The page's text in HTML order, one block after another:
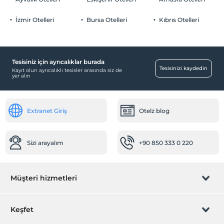
Kahvaltı Salonu
Bebek
Hastaneye kolay ulaşım (15 dakika)
Havaalanı servisi (ücretli)
Diğer
İzmir Otelleri Bursa Otelleri Kıbrıs Otelleri
Tesisiniz için ayrıcalıklar burada
Kayıt olun ayrıcalıklı tesisler arasında siz de
yer alın
Tesisinizi kaydedin
Extranet Giriş Otelz blog
Sizi arayalım +90 850 333 0 220
Müşteri hizmetleri
Rezervasyon yönet
Keşfet